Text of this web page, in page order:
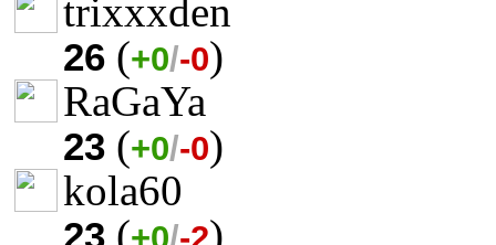
trixxxden
26 (+0/-0)
RaGaYa
23 (+0/-0)
kola60
23 (
)